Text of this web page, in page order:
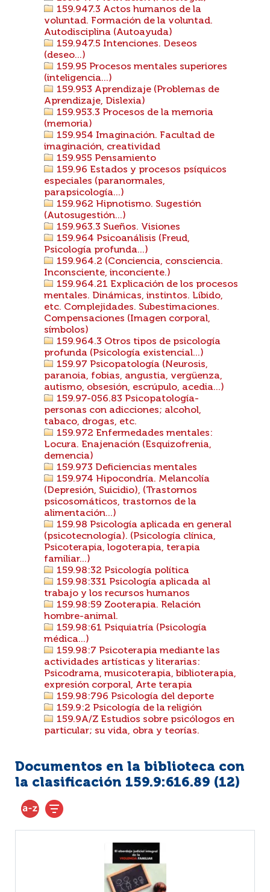
159.947.3 Actos humanos de la
voluntad. Formación de la voluntad.
Autodisciplina (Autoayuda)
159.947.5 Intenciones. Deseos
(deseo...)
159.95 Procesos mentales superiores
(inteligencia...)
159.953 Aprendizaje (Problemas de
Aprendizaje, Dislexia)
159.953.3 Procesos de la memoria
(memoria)
159.954 Imaginación. Facultad de
imaginación, creatividad
159.955 Pensamiento
159.96 Estados y procesos psíquicos
especiales (paranormales,
parapsicología...)
159.962 Hipnotismo. Sugestión
(Autosugestión...)
159.963.3 Sueños. Visiones
159.964 Psicoanálisis (Freud,
Psicología profunda...)
159.964.2 (Conciencia, consciencia.
Inconsciente, inconciente.)
159.964.21 Explicación de los procesos
mentales. Dinámicas, instintos. Líbido,
etc. Complejidades. Subestimaciones.
Compensaciones (Imagen corporal,
símbolos)
159.964.3 Otros tipos de psicología
profunda (Psicología existencial...)
159.97 Psicopatología (Neurosis,
paranoia, fobias, angustia, vergüenza,
autismo, obsesión, escrúpulo, acedia...)
159.97-056.83 Psicopatología-
personas con adicciones; alcohol,
tabaco, drogas, etc.
159.972 Enfermedades mentales:
Locura. Enajenación (Esquizofrenia,
demencia)
159.973 Deficiencias mentales
159.974 Hipocondría. Melancolía
(Depresión, Suicidio), (Trastornos
psicosomáticos, trastornos de la
alimentación...)
159.98 Psicología aplicada en general
(psicotecnología). (Psicología clínica,
Psicoterapia, logoterapia, terapia
familiar...)
159.98:32 Psicología política
159.98:331 Psicología aplicada al
trabajo y los recursos humanos
159.98:59 Zooterapia. Relación
hombre-animal.
159.98:61 Psiquiatría (Psicología
médica...)
159.98:7 Psicoterapia mediante las
actividades artísticas y literarias:
Psicodrama, musicoterapia, biblioterapia,
expresión corporal, Arte terapia
159.98:796 Psicología del deporte
159.9:2 Psicología de la religión
159.9A/Z Estudios sobre psicólogos en
particular; su vida, obra y teorías.
Documentos en la biblioteca con
la clasificación 159.9:616.89 (12)